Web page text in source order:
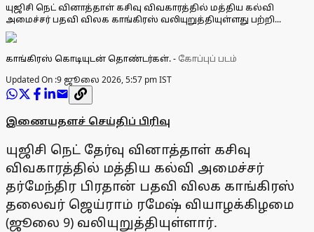
யுஜிசி நெட் வினாத்தாள் கசிவு விவகாரத்தில் மத்திய கல்வி
அமைச்சர் பதவி விலக காங்கிரஸ் வலியுறுத்தியுள்ளது பற்றி...
காங்கிரஸ் கொடியுடன் தொண்டர்கள்.- கோப்புப் படம்
Updated On :9 ஜூலை 2026, 5:57 pm IST
இணையதளச் செய்திப் பிரிவு
யுஜிசி நெட் தேர்வு வினாத்தாள் கசிவு
விவகாரத்தில் மத்திய கல்வி அமைச்சர்
தர்மேந்திர பிரதான் பதவி விலக காங்கிரஸ்
தலைவர் ஜெய்ராம் ரமேஷ் வியாழக்கிழமை
(ஜூலை 9) வலியுறுத்தியுள்ளார்.